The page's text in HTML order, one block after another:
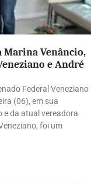
Marina Venâncio,
e André
Federal Veneziano
(06), em sua
e da atual vereadora
foi um